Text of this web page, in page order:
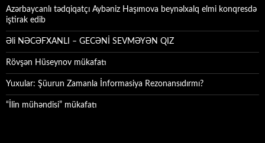
Azərbaycanlı tədqiqatçı Aybəniz Haşımova beynəlxalq elmi konqresdə
iştirak edib
Əli NƏCƏFXANLI – GECƏNİ SEVMƏYƏN QIZ
Rövşən Hüseynov mükafatı
Yuxular: Şüurun Zamanla İnformasiya Rezonansıdırmı?
“İlin mühəndisi” mükafatı